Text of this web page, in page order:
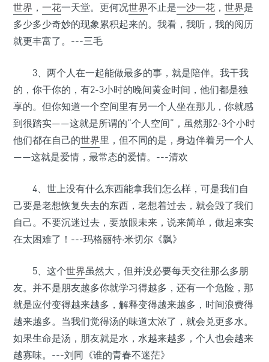
世界 ， 一花一天堂。更何况世界不止是一沙一花 ， 世界是
多少多少奇妙的现象累积起来的。我看，我听，我的阅历
就更丰富了。---三毛
3、两个人在一起能做最多的事，就是陪伴。我干我
的，你干你的，有2-3小时的晚间黄金时间，他们都是独
享的。但你知道一个空间里有另一个人坐在那儿，你就感
到很踏实——这就是所谓的“个人空间”，虽然那2-3个小时
他们都在自己的世界里，但不同的是，身边伴着另一个人
——这就是爱情，最常态的爱情。---清欢
4、世上没有什么东西能拿我们怎么样，可是我们自
己要是老想恢复失去的东西，老想着过去，就会毁了我们
自己。不要沉迷过去，要放眼未来，说来简单，做起来实
在太困难了！---玛格丽特·米切尔《飘》
5、这个世界虽然大，但并没必要每天交往那么多朋
友。并不是朋友越多你就学习得越多，还有一个危险，那
就是应付变得越来越多，解释变得越来越多，时间浪费得
越来越多。当我们觉得汤的味道太浓了，就会兑更多水。
如果生命是汤，朋友就是水，水越来越多，个人也会越来
越寡味。---刘同《谁的青春不迷茫》
•